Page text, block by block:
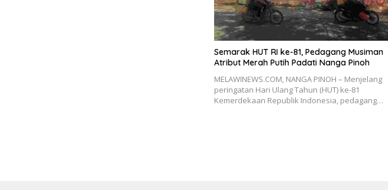
Semarak HUT RI ke-81, Pedagang Musiman
Atribut Merah Putih Padati Nanga Pinoh
MELAWINEWS.COM, NANGA PINOH – Menjelang
peringatan Hari Ulang Tahun (HUT) ke-81
Kemerdekaan Republik Indonesia, pedagang…